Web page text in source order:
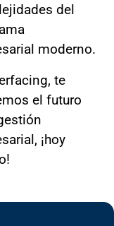
del
moderno.
te
el futuro
¡hoy